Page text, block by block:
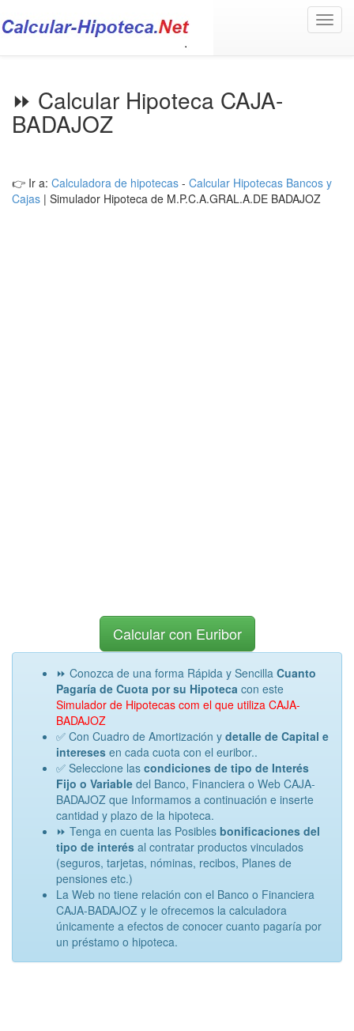
⏩ Calcular Hipoteca CAJA-
BADAJOZ
👉 Ir a: Calculadora de hipotecas - Calcular Hipotecas Bancos y
Cajas | Simulador Hipoteca de M.P.C.A.GRAL.A.DE BADAJOZ
Calcular con Euribor
⏩ Conozca de una forma Rápida y Sencilla Cuanto
Pagaría de Cuota por su Hipoteca con este
Simulador de Hipotecas com el que utiliza CAJA-
BADAJOZ
✅ Con Cuadro de Amortización y detalle de Capital e
intereses en cada cuota con el euribor..
✅ Seleccione las condiciones de tipo de Interés
Fijo o Variable del Banco, Financiera o Web CAJA-
BADAJOZ que Informamos a continuación e inserte
cantidad y plazo de la hipoteca.
⏩ Tenga en cuenta las Posibles bonificaciones del
tipo de interés al contratar productos vinculados
(seguros, tarjetas, nóminas, recibos, Planes de
pensiones etc.)
La Web no tiene relación con el Banco o Financiera
CAJA-BADAJOZ y le ofrecemos la calculadora
únicamente a efectos de conocer cuanto pagaría por
un préstamo o hipoteca.